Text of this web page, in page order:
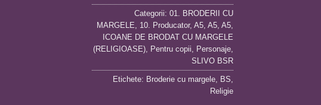
Categorii: 01. BRODERII CU
MARGELE, 10. Producator, A5, A5, A5,
ICOANE DE BRODAT CU MARGELE
(RELIGIOASE), Pentru copii, Personaje,
SLIVO BSR
Etichete: Broderie cu margele, BS,
Religie